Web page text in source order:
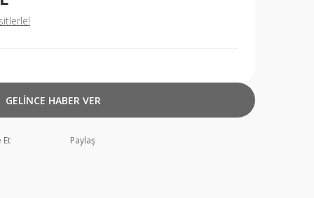
GELİNCE HABER VER
Et Paylaş